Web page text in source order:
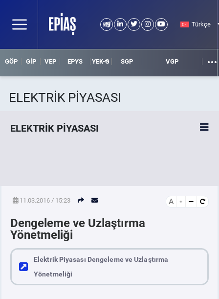
Türkçe
GÖP GİP VEP EPYS YEK-G SGP VGP
ELEKTRİK PİYASASI
ELEKTRİK PİYASASI
PİYASAKAYITSÜRECİ
SERBEST TÜKETİCİ
11.03.2016 / 15:23 A
Dengeleme ve Uzlaştırma
Yönetmeliği
Elektrik Piyasası Dengeleme ve Uzlaştırma
Yönetmeliği